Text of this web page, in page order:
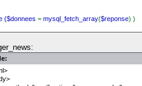
($donnees = mysql_fetch_array($reponse) )
':'.$donnees['titre'];